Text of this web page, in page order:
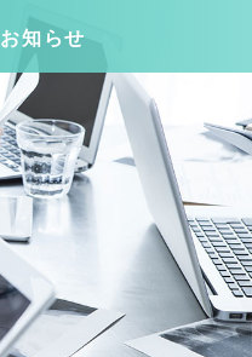
お知らせ